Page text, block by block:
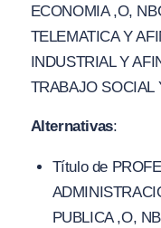
ECONOMIA ,O,
TELEMATICA Y
INDUSTRIAL Y
TRABAJO SOCIAL
Alternativas:
Título de
PUBLICA ,O,